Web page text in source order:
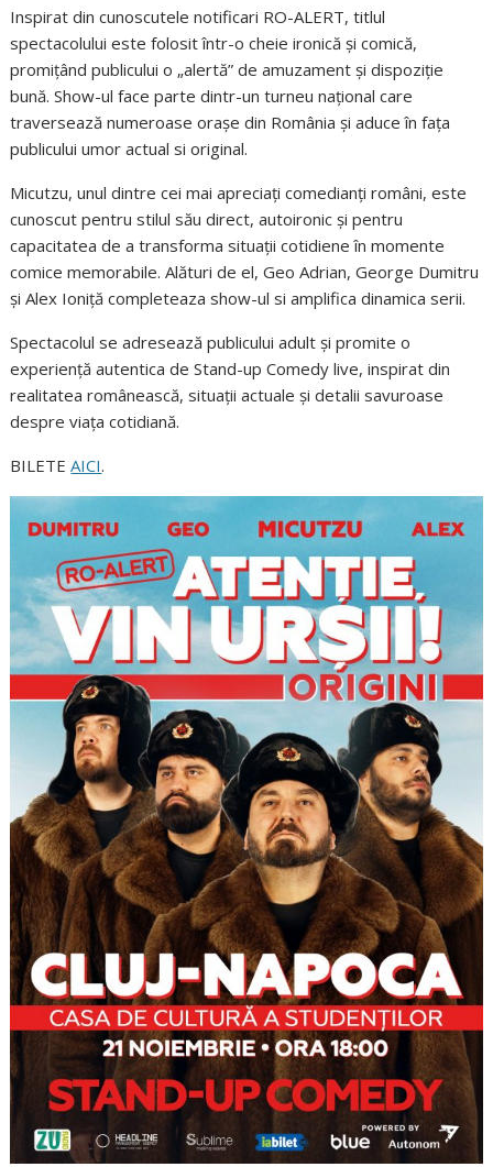
Inspirat din cunoscutele notificari RO-ALERT, titlul
spectacolului este folosit într-o cheie ironică și comică,
promițând publicului o „alertă” de amuzament și dispoziție
bună. Show-ul face parte dintr-un turneu național care
traversează numeroase orașe din România și aduce în fața
publicului umor actual si original.
Micutzu, unul dintre cei mai apreciați comedianți români, este
cunoscut pentru stilul său direct, autoironic și pentru
capacitatea de a transforma situații cotidiene în momente
comice memorabile. Alături de el, Geo Adrian, George Dumitru
și Alex Ioniță completeaza show-ul si amplifica dinamica serii.
Spectacolul se adresează publicului adult și promite o
experiență autentica de Stand-up Comedy live, inspirat din
realitatea românească, situații actuale și detalii savuroase
despre viața cotidiană.
BILETEAICI.